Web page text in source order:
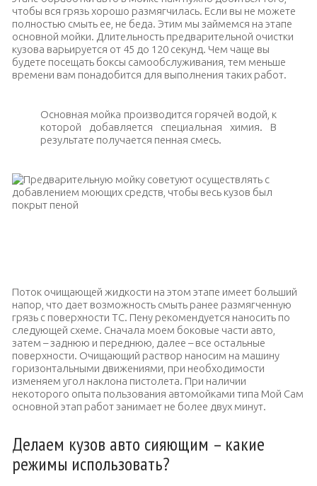
чтобы вся грязь хорошо размягчилась. Если вы не можете
полностью смыть ее, не беда. Этим мы займемся на этапе
основной мойки. Длительность предварительной очистки
кузова варьируется от 45 до 120 секунд. Чем чаще вы
будете посещать боксы самообслуживания, тем меньше
времени вам понадобится для выполнения таких работ.
Основная мойка производится горячей водой, к
которой добавляется специальная химия. В
результате получается пенная смесь.
Поток очищающей жидкости на этом этапе имеет больший
напор, что дает возможность смыть ранее размягченную
грязь с поверхности ТС. Пену рекомендуется наносить по
следующей схеме. Сначала моем боковые части авто,
затем – заднюю и переднюю, далее – все остальные
поверхности. Очищающий раствор наносим на машину
горизонтальными движениями, при необходимости
изменяем угол наклона пистолета. При наличии
некоторого опыта пользования автомойками типа Мой Сам
основной этап работ занимает не более двух минут.
Делаем кузов авто сияющим – какие
режимы использовать?